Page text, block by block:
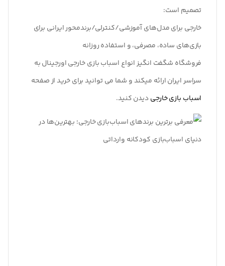
تصمیم است:
خارجی برای مدل‌های آموزشی/کنترلی/برندمحورایرانی برای
بازی‌های ساده، مصرفی، و استفاده روزانه
فروشگاه شگفت انگیز انواع اسباب بازی خارجی اورجینال به
سراسر ایران ارائه میکند و شما می توانید برای خرید از صفحه
اسباب بازی خارجیدیدن کنید.